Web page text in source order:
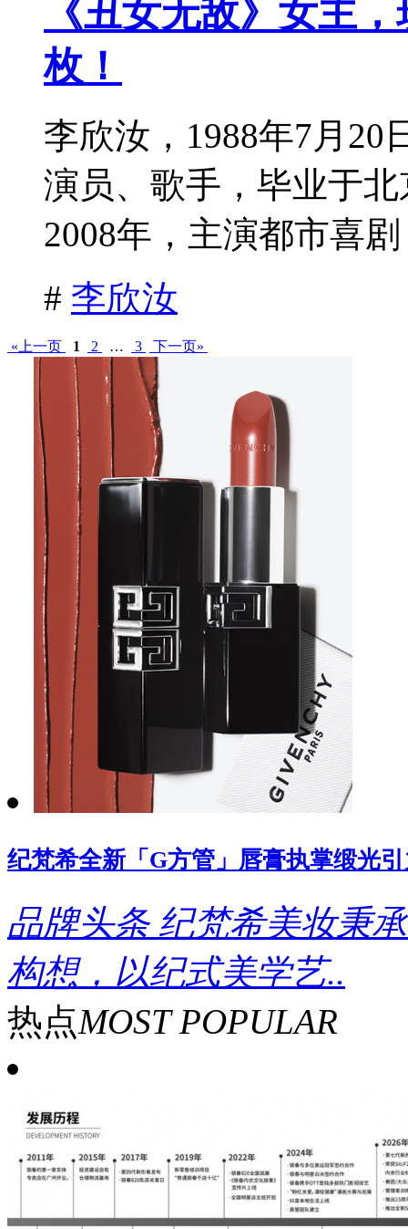
《丑女无敌》女主
枚！
李欣汝，1988年7月20
演员、歌手，毕业于
2008年，主演都市喜
# 李欣汝
«上一页 1 2 … 3 下一页»
纪梵希全新「G方管」唇膏执掌缎光
品牌头条 纪梵希美妆秉
构想，以纪式美学艺..
热点MOST POPULAR